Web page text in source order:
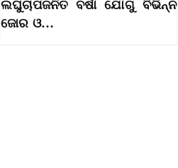
ଲଘୁଚାପଜନିତ ବର୍ଷା ଯୋଗୁ ବିଭିନ୍ନ
ଜୋର ଓ…